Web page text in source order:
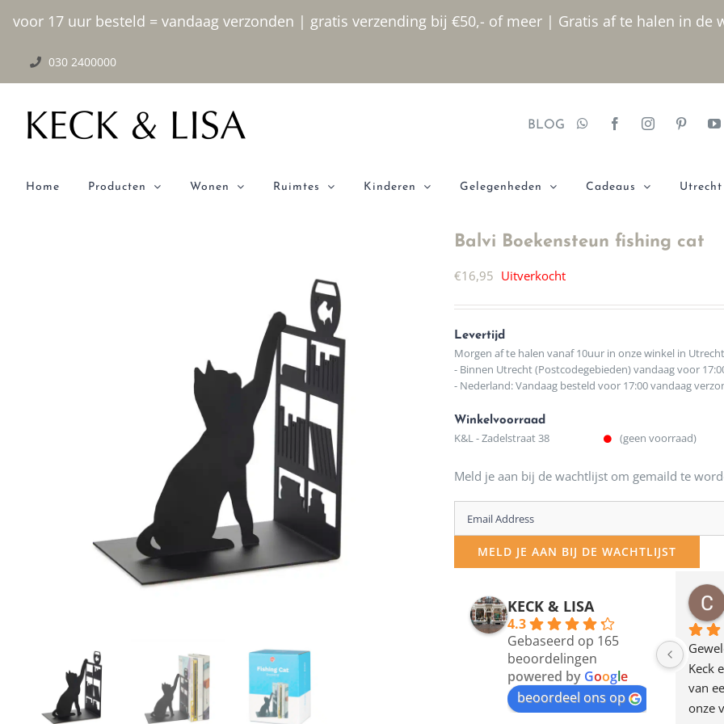
voor 17 uur besteld = vandaag verzonden | gratis verzending bij €50,- of meer | Gratis af te halen in
inhoud
030 2400000
BLOG
Home Producten Wonen Ruimtes Kinderen Gelegenheden Cadeaus Utrecht
Balvi Boekensteun fishing cat
€16,95 Uitverkocht
Levertijd
Morgen af te halen vanaf 10uur in onze winkel in Utrecht
- Binnen Utrecht (Postcodegebieden) vandaag voor
- Nederland: Vandaag besteld voor 17:00 vandaag
Winkelvoorraad
K&L - Zadelstraat 38 (geen voorraad)
Meld je aan bij de wachtlijst om gemaild te
Enter
your
email
MELD JE AAN BIJ DE WACHTLIJST
KECK & LISA
4.3
Gebaseerd op 165
beoordelingen
powered by Google
beoordeel ons op
12 maanden geleden
Waarom in hemelsnaam
de woonwinkel op de
klippen  laten lopen? Waar
moeten nu de design
Keck
van
onze